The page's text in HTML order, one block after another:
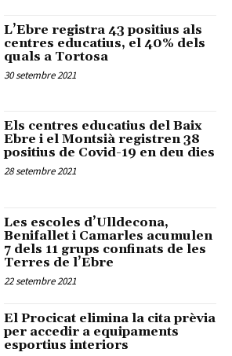
L’Ebre registra 43 positius als
centres educatius, el 40% dels
quals a Tortosa
30 setembre 2021
Els centres educatius del Baix
Ebre i el Montsià registren 38
positius de Covid-19 en deu dies
28 setembre 2021
Les escoles d’Ulldecona,
Benifallet i Camarles acumulen
7 dels 11 grups confinats de les
Terres de l’Ebre
22 setembre 2021
El Procicat elimina la cita prèvia
per accedir a equipaments
esportius interiors